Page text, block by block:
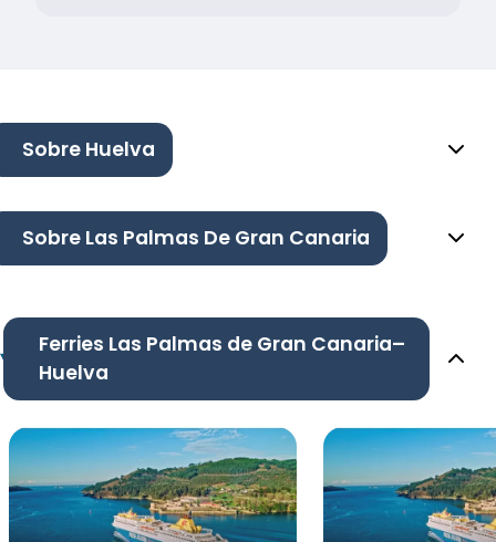
Sobre Huelva
Sobre Las Palmas De Gran Canaria
Ferries Las Palmas de Gran Canaria–
Huelva